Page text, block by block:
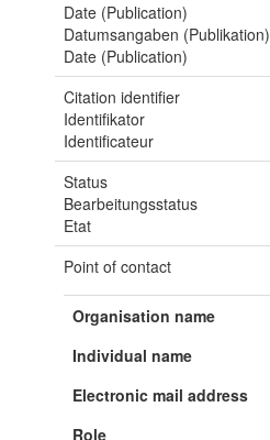
Date (Publication)
Datumsangaben (Publikation)
Date (Publication)
Citation identifier
Identifikator
Identificateur
Status
Bearbeitungsstatus
Etat
Point of contact
Organisation name
Individual name
Electronic mail address
Role